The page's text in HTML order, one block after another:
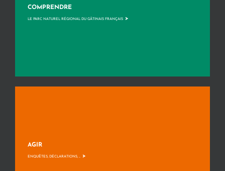
COMPRENDRE
LE PARC NATUREL RÉGIONAL DU GÂTINAIS FRANÇAIS >
AGIR
ENQUÊTES, DÉCLARATIONS, ... >